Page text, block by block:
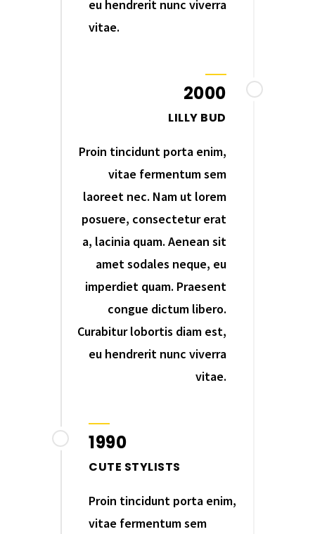
eu hendrerit nunc viverra
vitae.
2000
LILLY BUD
Proin tincidunt porta enim,
vitae fermentum sem
laoreet nec. Nam ut lorem
posuere, consectetur erat
a, lacinia quam. Aenean sit
amet sodales neque, eu
imperdiet quam. Praesent
congue dictum libero.
Curabitur lobortis diam est,
eu hendrerit nunc viverra
vitae.
1990
CUTE STYLISTS
Proin tincidunt porta enim,
vitae fermentum sem